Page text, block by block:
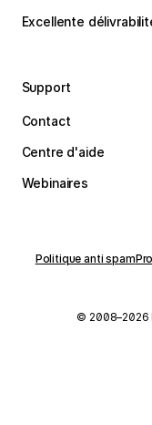
Excellente
Support
Contact
Centre d'aide
Webinaires
Politique anti spam
© 2008–2026